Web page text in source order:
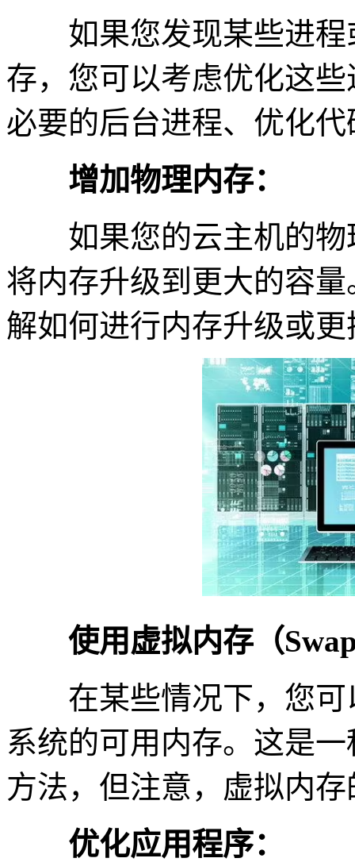
如果您发现某些进程
存，您可以考虑优化这
必要的后台进程、优化
增加物理内存：
如果您的云主机的物
将内存升级到更大的容
解如何进行内存升级或
使用虚拟内存（
在某些情况下，您可
系统的可用内存。这是
方法，但注意，虚拟内
优化应用程序：